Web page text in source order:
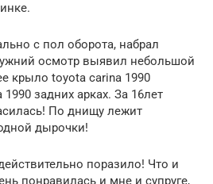
с пол оборота, набрал
осмотр выявил небольшой
крыло toyota carina 1990
задних арках. За 16лет
По днищу лежит
дырочки!
поразило! Что и